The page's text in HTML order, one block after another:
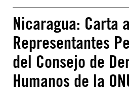
Nicaragua: Carta
Representantes
del Consejo de
Humanos de la